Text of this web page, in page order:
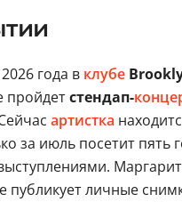
года в клубе
пройдетстендап-
артистка
за июль посетит пять
публикует личные